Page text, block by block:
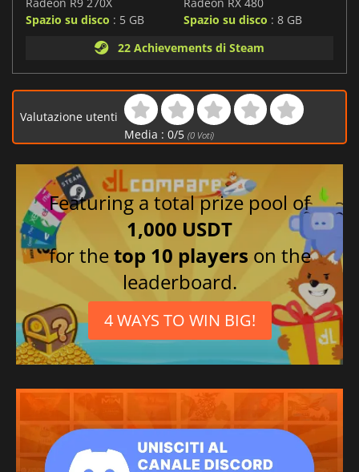
Spazio su disco : 5 GB
Spazio su disco : 8 GB
22 Achievements di Steam
Valutazione utenti
Media : 0/5 (0Voti)
Featuring a total prize pool of
1,000 USDT
for thetop 10 players on the
leaderboard.
4 WAYS TO WIN BIG!